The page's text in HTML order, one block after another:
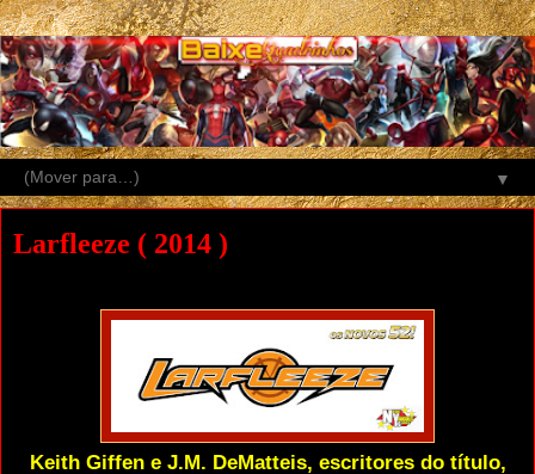
▼
Larfleeze ( 2014 )
Keith Giffen e J.M. DeMatteis, escritores do título,